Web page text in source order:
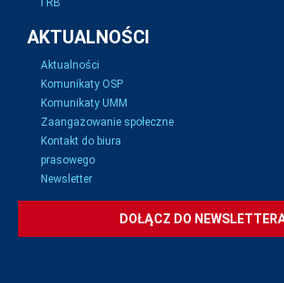
i RB
AKTUALNOŚCI
Aktualności
Komunikaty OSP
Komunikaty UMM
Zaangażowanie społeczne
Kontakt do biura
prasowego
Newsletter
DOŁĄCZ DO